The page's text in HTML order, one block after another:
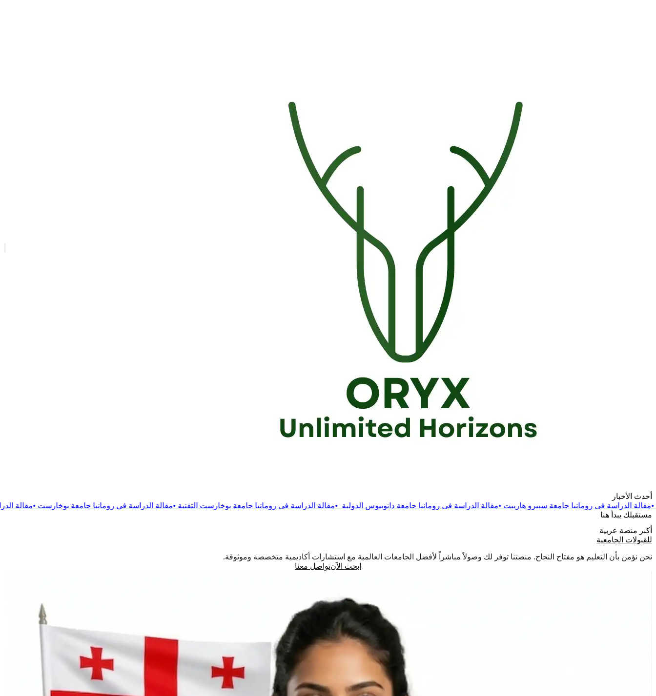
أحدث الأخبار
رومانيا جامعة سبيرو هارييت •مقالة الدراسة فى رومانيا جامعة دانوبيوس الدولية •مقالة الدراسة فى رومانيا جامعة بوخارست التقنية • مقالة الدراسة في رومانيا جامعة بوخارست • مقالة الدراسة فى رومانيا
مستقبلك يبدأ هنا
أكبر منصة عربية
للقبولات الجامعية
نحن نؤمن بأن التعليم هو مفتاح النجاح. منصتنا توفر لك وصولاً مباشراً لأفضل الجامعات العالمية مع استشارات أكاديمية متخصصة وموثوقة.
ابحث الآنتواصل معنا